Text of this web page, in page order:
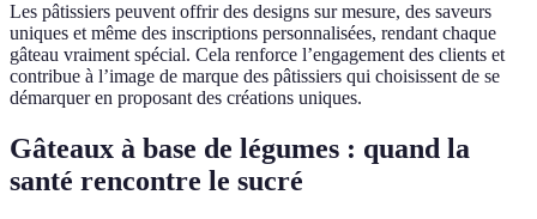
Les pâtissiers peuvent offrir des designs sur mesure, des saveurs
uniques et même des inscriptions personnalisées, rendant chaque
gâteau vraiment spécial. Cela renforce l’engagement des clients et
contribue à l’image de marque des pâtissiers qui choisissent de se
démarquer en proposant des créations uniques.
Gâteaux à base de légumes : quand la
santé rencontre le sucré